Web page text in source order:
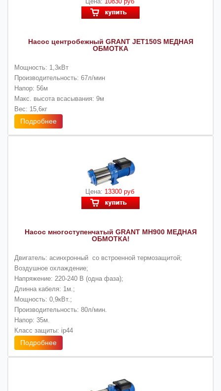
Насос центробежный GRANT JET150S МЕДНАЯ
ОБМОТКА
Мощность: 1,3кВт
Производительность: 67л/мин
Напор: 56м
Макс. высота всасывания: 9м
Вес: 15,6кг
Подробнее
Цена: 13300 руб
Насос многоступенчатый GRANT MH900 МЕДНАЯ
ОБМОТКА!
Двигатель: асинхронный со встроенной термозащитой;
Воздушное охлаждение;
Напряжение: 220-240 В (одна фаза);
Длинна кабеля: 1м.;
Мощность: 0,9кВт.;
Производительность: 80л/мин.
Напор: 35м.
Класс защиты: ip44
Подробнее